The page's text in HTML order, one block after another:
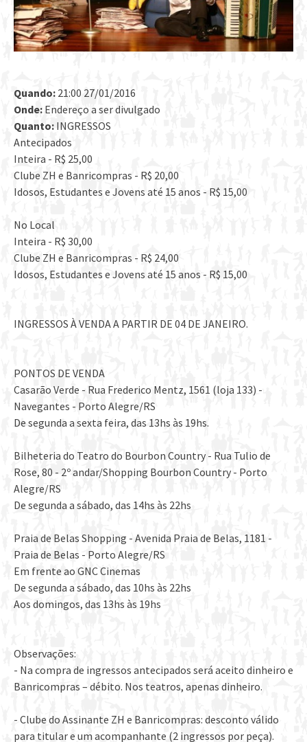
Quando: 21:00 27/01/2016
Onde: Endereço a ser divulgado
Quanto: INGRESSOS
Antecipados
Inteira - R$ 25,00
Clube ZH e Banricompras - R$ 20,00
Idosos, Estudantes e Jovens até 15 anos - R$ 15,00
No Local
Inteira - R$ 30,00
Clube ZH e Banricompras - R$ 24,00
Idosos, Estudantes e Jovens até 15 anos - R$ 15,00
INGRESSOS À VENDA A PARTIR DE 04 DE JANEIRO.
PONTOS DE VENDA
Casarão Verde - Rua Frederico Mentz, 1561 (loja 133) -
Navegantes - Porto Alegre/RS
De segunda a sexta feira, das 13hs às 19hs.
Bilheteria do Teatro do Bourbon Country - Rua Tulio de
Rose, 80 - 2º andar/Shopping Bourbon Country - Porto
Alegre/RS
De segunda a sábado, das 14hs às 22hs
Praia de Belas Shopping - Avenida Praia de Belas, 1181 -
Praia de Belas - Porto Alegre/RS
Em frente ao GNC Cinemas
De segunda a sábado, das 10hs às 22hs
Aos domingos, das 13hs às 19hs
Observações:
- Na compra de ingressos antecipados será aceito dinheiro e
Banricompras – débito. Nos teatros, apenas dinheiro.
- Clube do Assinante ZH e Banricompras: desconto válido
para titular e um acompanhante (2 ingressos por peça).